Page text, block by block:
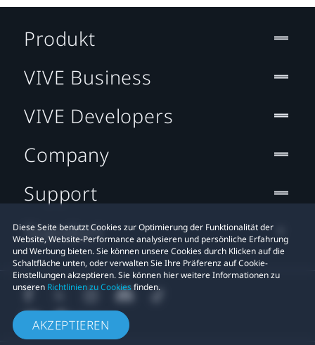
Diese Seite benutzt Cookies zur Optimierung der Funktionalität der
Website, Website-Performance analysieren und persönliche Erfahrung
und Werbung bieten. Sie können unsere Cookies durch Klicken auf die
Schaltfläche unten, oder verwalten Sie Ihre Präferenz auf Cookie-
Einstellungen akzeptieren. Sie können hier weitere Informationen zu
unseren Richtlinien zu Cookiesfinden.
AKZEPTIEREN
Produkt
VIVE Business
VIVE Developers
Company
Support
Standort